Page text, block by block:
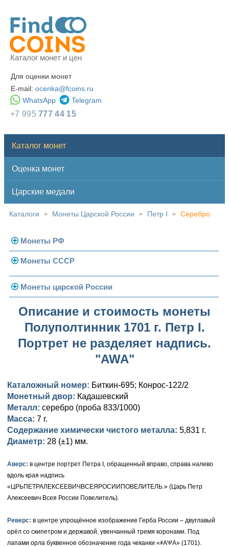
Каталог монет и цен
Для оценки монет
E-mail: ocenka@fcoins.ru
WhatsApp
Telegram
+7 995777 44 15
Каталог монет
Оценка монет
Царские медали
Каталоги > Монеты Царской России > Петр I > Серебро
Монеты РФ
Современная Россия
Монеты 1991-1993 гг.
Монеты СССР
Погодовка СССР
Монеты 1958 года
Золотые червонцы
Памятные и юбилейные
Монеты царской России
Николай II (1894-1917)
Золото
Серебро
Германская оккупация
Для Финляндии
Памятные и донативные
Александр III (1881-1894)
Золото
Для Финляндии
Памятные и донативные
Александр II (1855-1881)
Серебро
Медь
Для Финляндии
Платина, золото
Серебро
Медь
Русско-Польские
Для Польши
Памятные и донативные
Александр I (1801-1825)
Золото
Серебро
Для Грузии
Для Польши
Павел I (1796-1801)
Золото
Медь
Екатерина II (1762-1796)
Серебро
Медь
Сибирские монеты
Для Молдавии и Валахии
Елизавета I (1741-1762)
Золото
Серебро
Иоанн Антонович (1740-1741)
Анна Иоанновна (1730-1740)
Описание и стоимость монеты
Полуполтинник 1701 г. Петр I.
Портрет не разделяет надпись.
"AWA"
Каталожный номер: Биткин-695; Конрос-122/2
Монетный двор: Кадашевский
Металл: серебро (проба 833/1000)
Масса: 7 г.
Содержание химически чистого металла: 5,831 г.
Диаметр: 28 (±1) мм.
Аверс: в центре портрет Петра I, обращенный вправо, справа налево
вдоль края надпись
«ЦРЬПЕТРАЛЕКСЕЕВИЧВСЕЯРОСИИПОВЕЛИТЕЛЬ.» (Царь Петр
Алексеевич Всея России Повелитель).
Реверс: в центре упрощённое изображение Герба России – двуглавый
орёл со скипетром и державой, увенчанный тремя коронами. Под
лапами орла буквенное обозначение года чеканки «҂АΨА» (1701).